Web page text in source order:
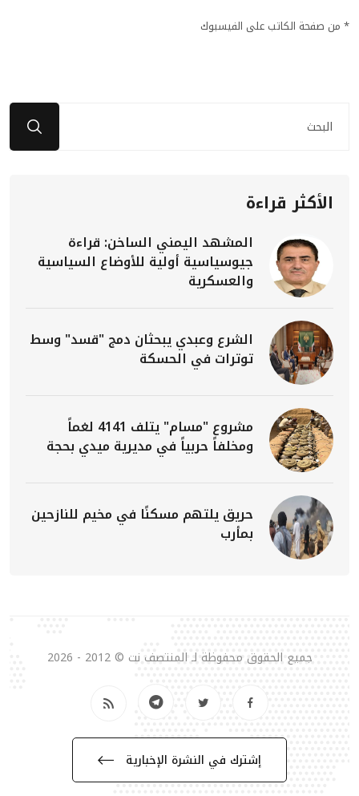
* من صفحة الكاتب على الفيسبوك
الأكثر قراءة
المشهد اليمني الساخن: قراءة
جيوسياسية أولية للأوضاع السياسية
والعسكرية
الشرع وعبدي يبحثان دمج "قسد" وسط
توترات في الحسكة
مشروع "مسام" يتلف 4141 لغماً
ومخلفاً حربياً في مديرية ميدي بحجة
حريق يلتهم مسكنًا في مخيم للنازحين
بمأرب
جميع الحقوق محفوظة لـ المنتصف نت © 2012 - 2026
إشترك في النشرة الإخبارية